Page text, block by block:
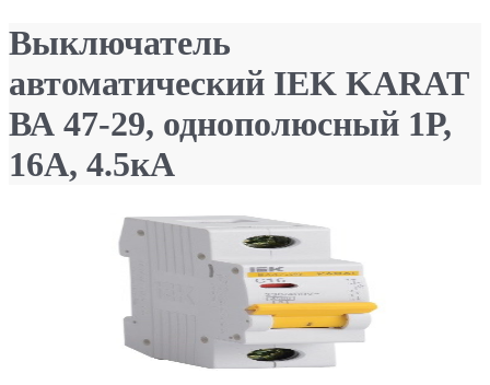
Выключатель
автоматический IEK KARAT
ВА 47-29, однополюсный 1Р,
16А, 4.5кА